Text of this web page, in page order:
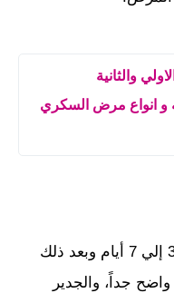
والثانية
و انواع مرض السكري
تمتد فترة حضانة الفيروس ما بين 3 إلي 7 أيام وبعد ذلك
جداً، والجدير